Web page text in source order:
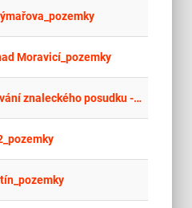
Moravicí_pozemky
SU/17/2026/Z - Zpracování znaleckého posudku - k.ú. Vidnava